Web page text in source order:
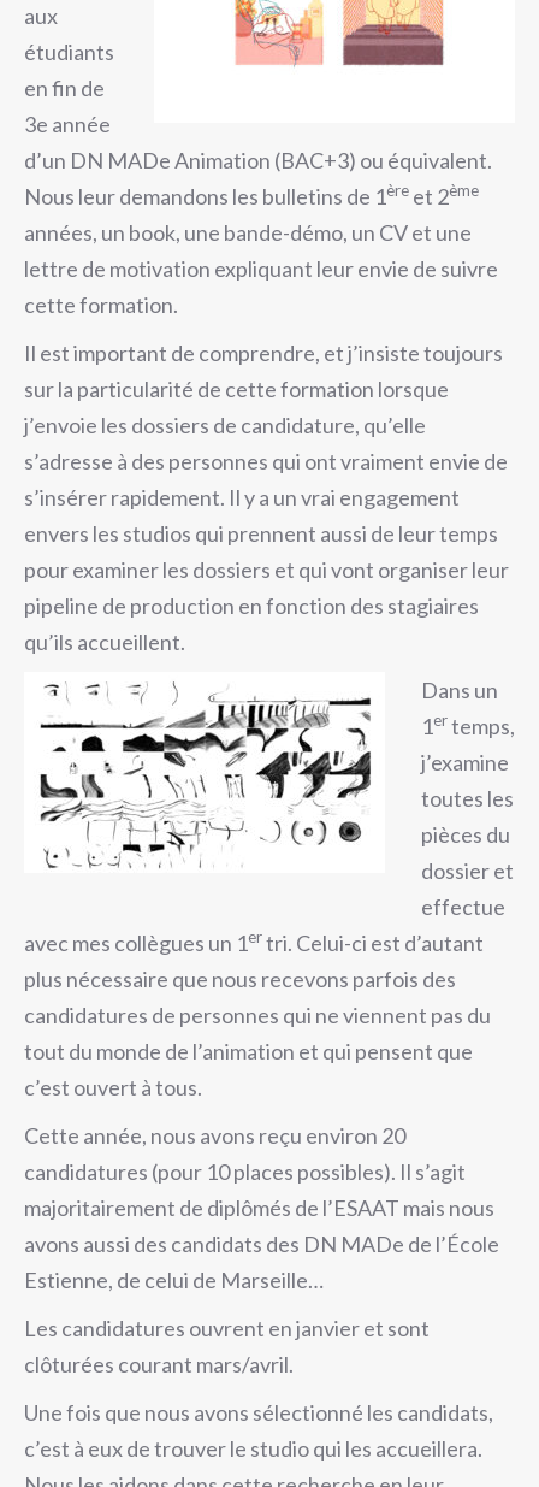
aux
étudiants
en fin de
3e année
d’un DN MADe Animation (BAC+3) ou équivalent.
Nous leur demandons les bulletins de 1ère et 2ème
années, un book, une bande-démo, un CV et une
lettre de motivation expliquant leur envie de suivre
cette formation.
Il est important de comprendre, et j’insiste toujours
sur la particularité de cette formation lorsque
j’envoie les dossiers de candidature, qu’elle
s’adresse à des personnes qui ont vraiment envie de
s’insérer rapidement. Il y a un vrai engagement
envers les studios qui prennent aussi de leur temps
pour examiner les dossiers et qui vont organiser leur
pipeline de production en fonction des stagiaires
qu’ils accueillent.
Dans un
1ertemps,
j’examine
toutes les
pièces du
dossier et
effectue
avec mes collègues un 1ertri. Celui-ci est d’autant
plus nécessaire que nous recevons parfois des
candidatures de personnes qui ne viennent pas du
tout du monde de l’animation et qui pensent que
c’est ouvert à tous.
Cette année, nous avons reçu environ 20
candidatures (pour 10 places possibles). Il s’agit
majoritairement de diplômés de l’ESAAT mais nous
avons aussi des candidats des DN MADe de l’École
Estienne, de celui de Marseille…
Les candidatures ouvrent en janvier et sont
clôturées courant mars/avril.
Une fois que nous avons sélectionné les candidats,
c’est à eux de trouver le studio qui les accueillera.